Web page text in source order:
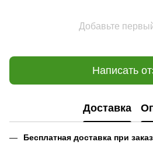
Добавьте
Написать
Доставка
Бесплатная доставка при